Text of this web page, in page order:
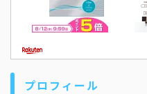
プロフィール